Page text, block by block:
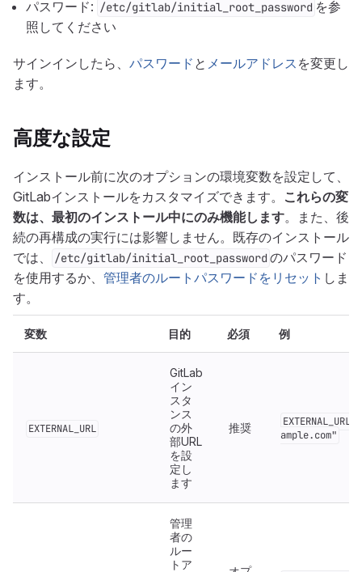
パスワード: /etc/gitlab/initial_root_password を参
照してください
サインインしたら、 パスワード と メールアドレス を変更し
ます。
高度な設定
インストール前に次のオプションの環境変数を設定して、
GitLabインストールをカスタマイズできます。 これらの変
数は、最初のインストール中にのみ機能します。また、後
続の再構成の実行には影響しません。既存のインストール
では、
/etc/gitlab/initial_root_password のパスワード
を使用するか、 管理者のルートパスワードをリセット しま
す。
変数 目的 必須 例
EXTERNAL_URL
GitLab
イン
スタ
ンス
の外
部URL
を設
定し
ます
推奨
ample.com"
管理
者の
ルー
トア